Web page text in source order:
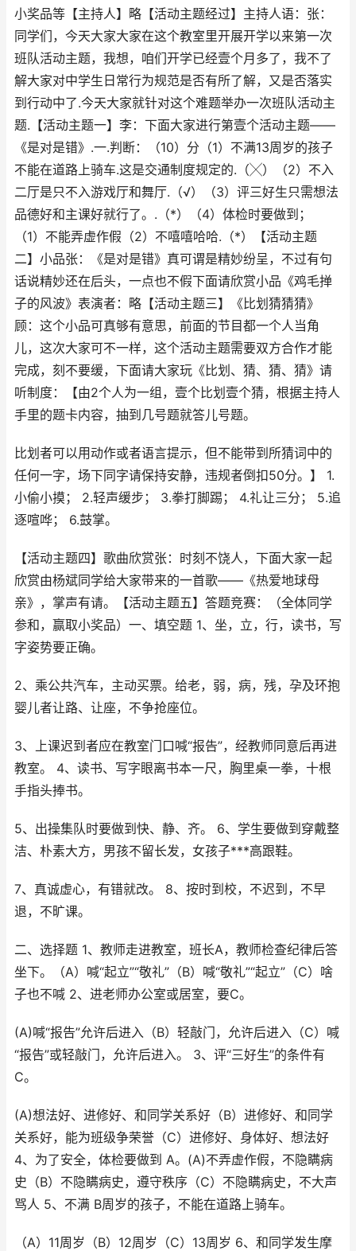
小奖品等【主持人】略【活动主题经过】主持人语：张：
同学们，今天大家大家在这个教室里开展开学以来第一次
班队活动主题，我想，咱们开学已经壹个月多了，我不了
解大家对中学生日常行为规范是否有所了解，又是否落实
到行动中了.今天大家就针对这个难题举办一次班队活动主
题.【活动主题一】李：下面大家进行第壹个活动主题——
《是对是错》.一.判断：（10）分（1）不满13周岁的孩子
不能在道路上骑车.这是交通制度规定的.（╳）（2）不入
二厅是只不入游戏厅和舞厅.（√）（3）评三好生只需想法
品德好和主课好就行了。.（*）（4）体检时要做到；
（1）不能弄虚作假（2）不嘻嘻哈哈.（*）【活动主题
二】小品张：《是对是错》真可谓是精妙纷呈，不过有句
话说精妙还在后头，一点也不假下面请欣赏小品《鸡毛掸
子的风波》表演者：略【活动主题三】《比划猜猜猜》
顾：这个小品可真够有意思，前面的节目都一个人当角
儿，这次大家可不一样，这个活动主题需要双方合作才能
完成，刻不要缓，下面请大家玩《比划、猜、猜、猜》请
听制度：【由2个人为一组，壹个比划壹个猜，根据主持人
手里的题卡内容，抽到几号题就答儿号题。
比划者可以用动作或者语言提示，但不能带到所猜词中的
任何一字，场下同字请保持安静，违规者倒扣50分。】 1.
小偷小摸； 2.轻声缓步； 3.拳打脚踢； 4.礼让三分； 5.追
逐喧哗； 6.鼓掌。
【活动主题四】歌曲欣赏张：时刻不饶人，下面大家一起
欣赏由杨斌同学给大家带来的一首歌——《热爱地球母
亲》，掌声有请。【活动主题五】答题竞赛：（全体同学
参和，赢取小奖品）一、填空题 1、坐，立，行，读书，写
字姿势要正确。
2、乘公共汽车，主动买票。给老，弱，病，残，孕及环抱
婴儿者让路、让座，不争抢座位。
3、上课迟到者应在教室门口喊“报告”，经教师同意后再进
教室。 4、读书、写字眼离书本一尺，胸里桌一拳，十根
手指头捧书。
5、出操集队时要做到快、静、齐。 6、学生要做到穿戴整
洁、朴素大方，男孩不留长发，女孩子***高跟鞋。
7、真诚虚心，有错就改。 8、按时到校，不迟到，不早
退，不旷课。
二、选择题 1、教师走进教室，班长A，教师检查纪律后答
坐下。（A）喊“起立”“敬礼”（B）喊“敬礼”“起立”（C）啥
子也不喊 2、进老师办公室或居室，要C。
(A)喊“报告”允许后进入（B）轻敲门，允许后进入（C）喊
“报告”或轻敲门，允许后进入。 3、评“三好生”的条件有
C。
(A)想法好、进修好、和同学关系好（B）进修好、和同学
关系好，能为班级争荣誉（C）进修好、身体好、想法好
4、为了安全，体检要做到 A。(A)不弄虚作假，不隐瞒病
史（B）不隐瞒病史，遵守秩序（C）不隐瞒病史，不大声
骂人 5、不满 B周岁的孩子，不能在道路上骑车。
（A）11周岁（B）12周岁（C）13周岁 6、和同学发生摩